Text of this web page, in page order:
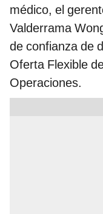
médico, el
Valderrama
de confianza de
Oferta Flexible
Operaciones.